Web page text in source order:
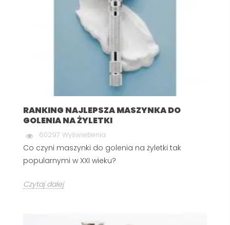
RANKING NAJLEPSZA MASZYNKA DO
GOLENIA NA ŻYLETKI
60297 Wyświetlenia
Co czyni maszynki do golenia na żyletki tak
popularnymi w XXI wieku?
Czytaj dalej